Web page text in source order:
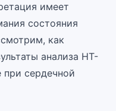
имеет
состояния
как
анализа НТ-
при сердечной